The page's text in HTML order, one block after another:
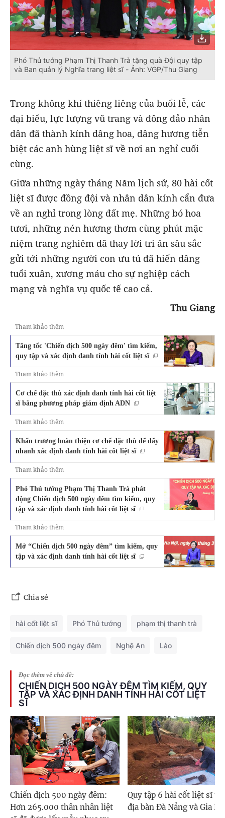
Phó Thủ tướng Phạm Thị Thanh Trà tặng quà Đội quy tập
và Ban quản lý Nghĩa trang liệt sĩ - Ảnh: VGP/Thu Giang
Trong không khí thiêng liêng của buổi lễ, các
đại biểu, lực lượng vũ trang và đông đảo nhân
dân đã thành kính dâng hoa, dâng hương tiễn
biệt các anh hùng liệt sĩ về nơi an nghỉ cuối
cùng.
Giữa những ngày tháng Năm lịch sử, 80 hài cốt
liệt sĩ được đồng đội và nhân dân kính cẩn đưa
về an nghỉ trong lòng đất mẹ. Những bó hoa
tươi, những nén hương thơm cùng phút mặc
niệm trang nghiêm đã thay lời tri ân sâu sắc
gửi tới những người con ưu tú đã hiến dâng
tuổi xuân, xương máu cho sự nghiệp cách
mạng và nghĩa vụ quốc tế cao cả.
Thu Giang
Tham khảo thêm
Tăng tốc 'Chiến dịch 500 ngày đêm' tìm kiếm,
quy tập và xác định danh tính hài cốt liệt sĩ
Tham khảo thêm
Cơ chế đặc thù xác định danh tính hài cốt liệt
sĩ bằng phương pháp giám định ADN
Tham khảo thêm
Khẩn trương hoàn thiện cơ chế đặc thù để đẩy
nhanh xác định danh tính hài cốt liệt sĩ
Tham khảo thêm
Phó Thủ tướng Phạm Thị Thanh Trà phát
động Chiến dịch 500 ngày đêm tìm kiếm, quy
tập và xác định danh tính hài cốt liệt sĩ
Tham khảo thêm
Mở “Chiến dịch 500 ngày đêm” tìm kiếm, quy
tập và xác định danh tính hài cốt liệt sĩ
Chia sẻ
hài cốt liệt sĩ Phó Thủ tướng phạm thị thanh trà
Chiến dịch 500 ngày đêm Nghệ An Lào
Đọc thêm về chủ đề:
CHIẾN DỊCH 500 NGÀY ĐÊM TÌM KIẾM, QUY
TẬP VÀ XÁC ĐỊNH DANH TÍNH HÀI CỐT LIỆT
SĨ
Chiến dịch 500 ngày đêm:
Hơn 265.000 thân nhân liệt
Quy tập 6 hài cốt liệt sĩ
địa bàn Đà Nẵng và Gia Lai